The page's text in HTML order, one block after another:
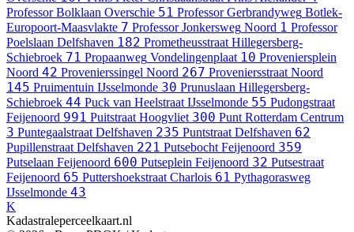
Professor Bolklaan Overschie 51 Professor Gerbrandyweg Botlek-
Europoort-Maasvlakte 7 Professor Jonkersweg Noord 1 Professor
Poelslaan Delfshaven 182 Prometheusstraat Hillegersberg-
Schiebroek 71 Propaanweg Vondelingenplaat 10 Proveniersplein
Noord 42 Provenierssingel Noord 267 Proveniersstraat Noord
145 Pruimentuin IJsselmonde 30 Prunuslaan Hillegersberg-
Schiebroek 44 Puck van Heelstraat IJsselmonde 55 Pudongstraat
Feijenoord 991 Puitstraat Hoogvliet 300 Punt Rotterdam Centrum
3 Puntegaalstraat Delfshaven 235 Puntstraat Delfshaven 62
Pupillenstraat Delfshaven 221 Putsebocht Feijenoord 359
Putselaan Feijenoord 600 Putseplein Feijenoord 32 Putsestraat
Feijenoord 65 Puttershoekstraat Charlois 61 Pythagorasweg
IJsselmonde 43
K
Kadastraleperceelkaart.nl